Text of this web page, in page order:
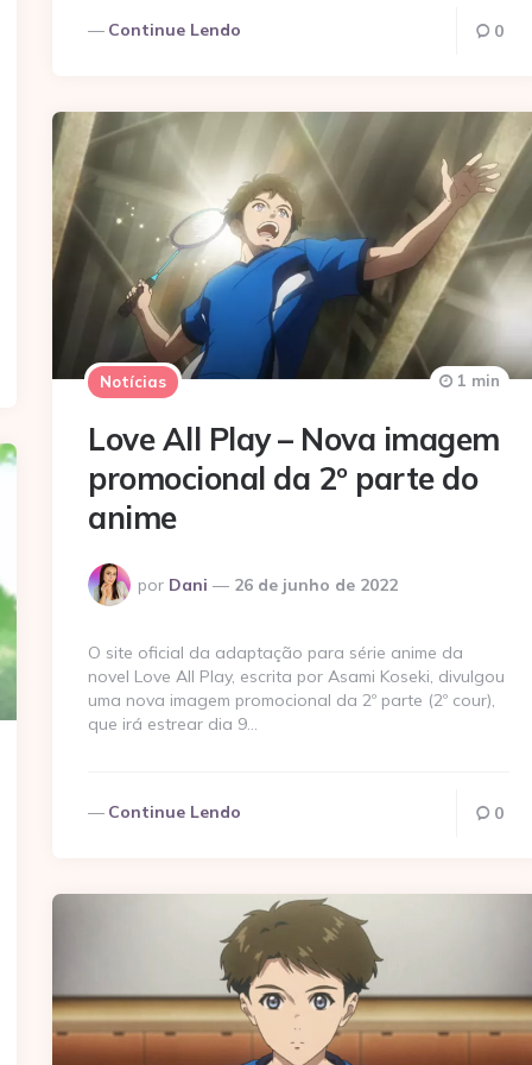
Continue Lendo 0
Notícias
Love All Play – Nova imagem
promocional da 2º parte do
anime
Postado
por
por Dani 26 de junho de 2022
1 min
O site oficial da adaptação para série anime da
novel Love All Play, escrita por Asami Koseki, divulgou
uma nova imagem promocional da 2º parte (2º cour),
que irá estrear dia 9…
Continue Lendo 0